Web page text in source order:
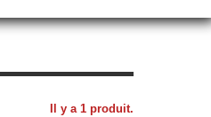
Il y a 1 produit.